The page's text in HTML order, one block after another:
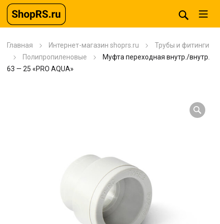
Главная Интернет-магазин shoprs.ru
Трубы и фитинги
Полипропиленовые
Муфта переходная внутр./внутр.
63 — 25 «PRO AQUA»